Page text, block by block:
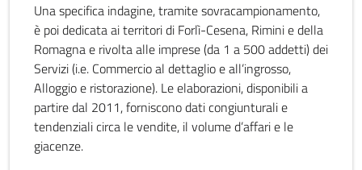
Una specifica indagine, tramite sovracampionamento,
è poi dedicata ai territori di Forlì-Cesena, Rimini e della
Romagna e rivolta alle imprese (da 1 a 500 addetti) dei
Servizi (i.e. Commercio al dettaglio e all’ingrosso,
Alloggio e ristorazione). Le elaborazioni, disponibili a
partire dal 2011, forniscono dati congiunturali e
tendenziali circa le vendite, il volume d’affari e le
giacenze.